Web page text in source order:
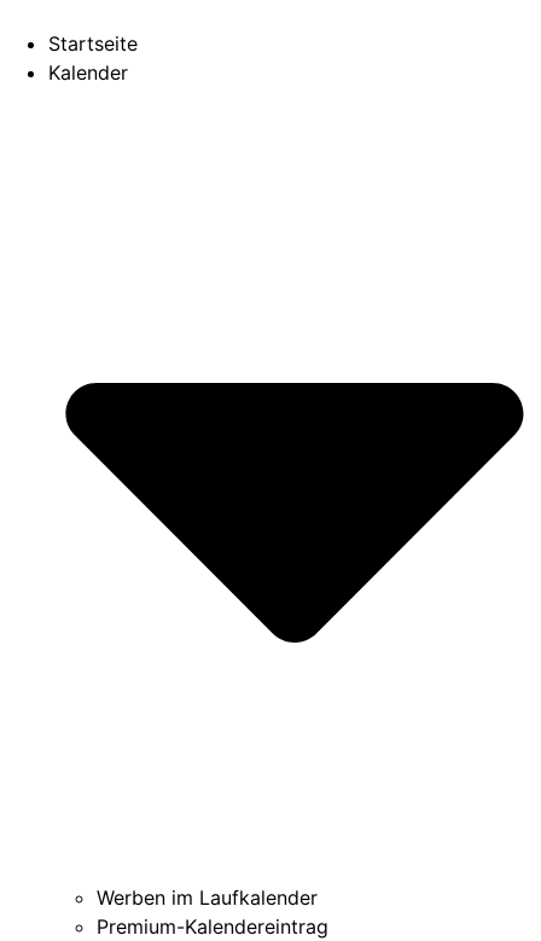
Startseite
Kalender
Werben im Laufkalender
Premium-Kalendereintrag